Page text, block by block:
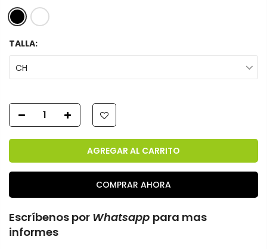
TALLA:
CH
AGREGAR AL CARRITO
COMPRAR AHORA
Escríbenos por Whatsapp para mas
informes